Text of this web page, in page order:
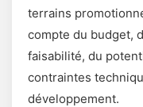
terrains
compte du budget,
faisabilité, du
contraintes
développement.